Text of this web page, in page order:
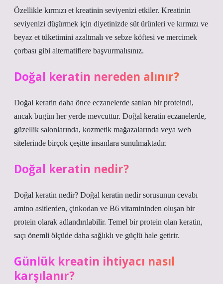
Özellikle kırmızı et kreatinin seviyenizi etkiler. Kreatinin
seviyenizi düşürmek için diyetinizde süt ürünleri ve kırmızı ve
beyaz et tüketimini azaltmalı ve sebze köftesi ve mercimek
çorbası gibi alternatiflere başvurmalısınız.
Doğal keratin nereden alınır?
Doğal keratin daha önce eczanelerde satılan bir proteindi,
ancak bugün her yerde mevcuttur. Doğal keratin eczanelerde,
güzellik salonlarında, kozmetik mağazalarında veya web
sitelerinde birçok çeşitte insanlara sunulmaktadır.
Doğal keratin nedir?
Doğal keratin nedir? Doğal keratin nedir sorusunun cevabı
amino asitlerden, çinkodan ve B6 vitamininden oluşan bir
protein olarak adlandırılabilir. Temel bir protein olan keratin,
saçı önemli ölçüde daha sağlıklı ve güçlü hale getirir.
Günlük kreatin ihtiyacı nasıl
karşılanır?